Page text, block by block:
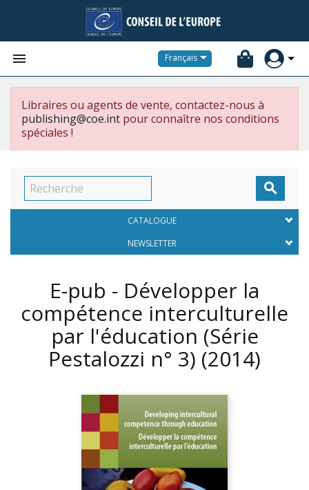
 Français
Libraires ou agents de vente, contactez-nous à
publishing@coe.int pour connaître nos conditions
spéciales !

CATALOGUE
NEWSLETTER
E-pub - Développer la
compétence interculturelle
par l'éducation (Série
Pestalozzi n° 3) (2014)